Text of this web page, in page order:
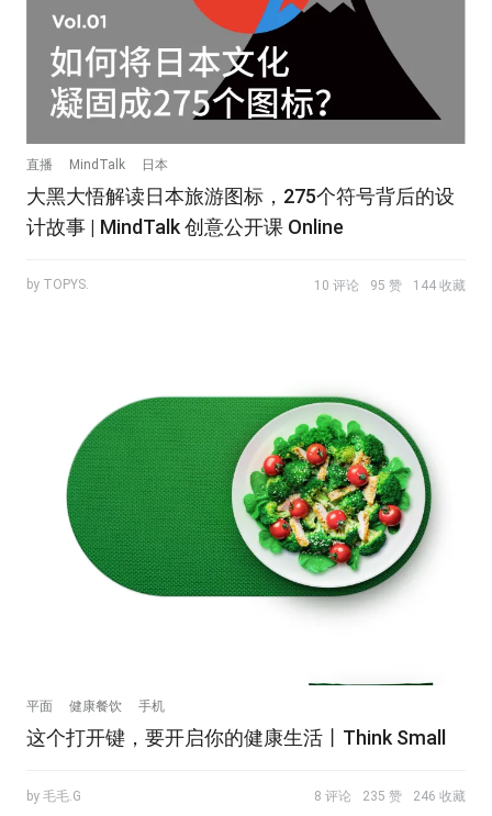
直播 MindTalk 日本
大黑大悟解读日本旅游图标，275个符号背后的设
计故事 | MindTalk 创意公开课 Online
by TOPYS. 10 评论 95 赞 144 收藏
平面 健康餐饮 手机
这个打开键，要开启你的健康生活丨Think Small
by 毛毛.G 8 评论 235 赞 246 收藏